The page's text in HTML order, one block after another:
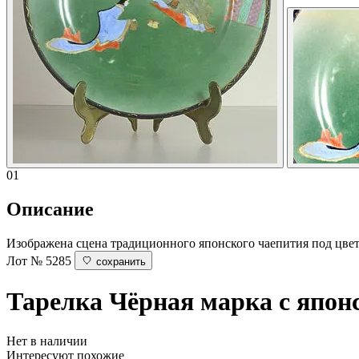
01
Описание
Изображена сцена традиционного японского чаепития под
Лот № 5285
сохранить
Тарелка Чёрная марка с
Нет в наличии
Интересуют похожие